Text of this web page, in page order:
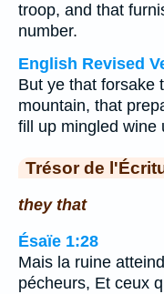
troop, and that
number.
English Revised
But ye that forsake
mountain, that
fill up mingled wine
Trésor de
they that
Ésaïe 1:28
Mais la ruine
pécheurs, Et ceux